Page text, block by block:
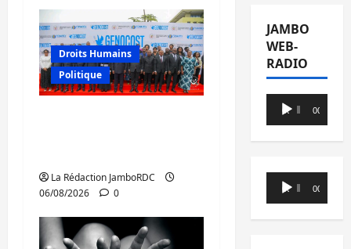
Droits Humains
Politique
La Rédaction JamboRDC
06/08/2026
0
JAMBO
WEB-
RADIO
Lecteur
audio
00:00 00:00
Lecteur
audio
00:00 00:00